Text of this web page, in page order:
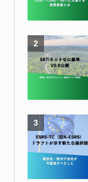
2
3